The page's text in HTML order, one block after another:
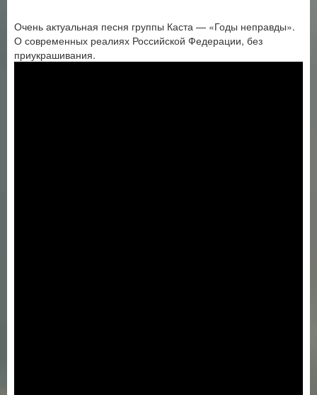
Очень актуальная песня группы Каста — «Годы неправды».
О современных реалиях Российской Федерации, без
приукрашивания.